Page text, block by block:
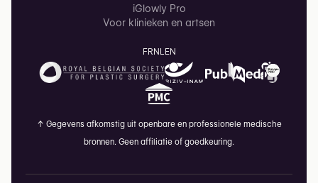
iGlowly Pro
Voor klinieken en artsen
FRNL EN
↑ Gegevens afkomstig uit openbare en professionele medische
bronnen. Geen affiliatie of goedkeuring.